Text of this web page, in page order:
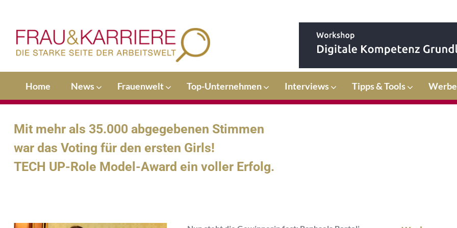
Home News Frauenwelt Top-Unternehmen Interviews Tipps & Tools
Mit mehr als 35.000 abgegebenen Stimmen
war das Voting für den ersten Girls!
TECH UP-Role Model-Award ein voller Erfolg.